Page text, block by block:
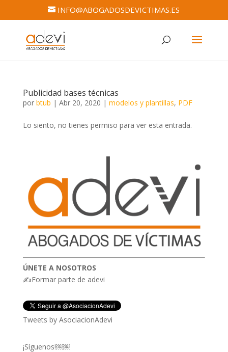
INFO@ABOGADOSDEVICTIMAS.ES
Publicidad bases técnicas
por btub | Abr 20, 2020 | modelos y plantillas, PDF
Lo siento, no tienes permiso para ver esta entrada.
ÚNETE A NOSOTROS
✍Formar parte de adevi
Tweets by AsociacionAdevi
¡Síguenos!￼￼